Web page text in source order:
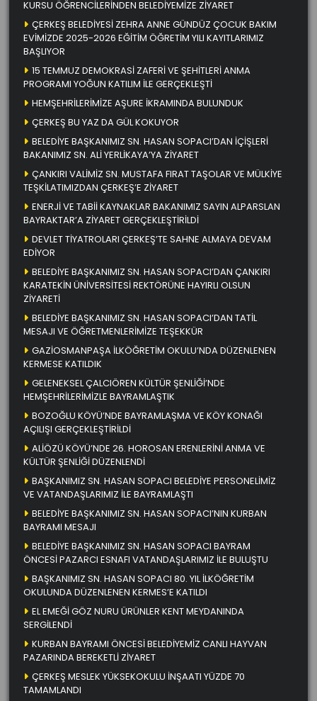
KURSU ÖĞRENCİLERİNDEN BELEDİYEMİZE ZİYARET
ÇERKEŞ BELEDİYESİ ZEHRA ANNE GÜNDÜZ ÇOCUK BAKIM
EVİMİZDE 2025-2026 EĞİTİM ÖĞRETİM YILI KAYITLARIMIZ
BAŞLIYOR
15 TEMMUZ DEMOKRASİ ZAFERİ VE ŞEHİTLERİ ANMA
PROGRAMI YOĞUN KATILIM İLE GERÇEKLEŞTİ
HEMŞEHRİLERİMİZE AŞURE İKRAMINDA BULUNDUK
ÇERKEŞ BU YAZ DA GÜL KOKUYOR
BELEDİYE BAŞKANIMIZ SN. HASAN SOPACI’DAN İÇİŞLERİ
BAKANIMIZ SN. ALİ YERLİKAYA’YA ZİYARET
ÇANKIRI VALİMİZ SN. MUSTAFA FIRAT TAŞOLAR VE MÜLKİYE
TEŞKİLATIMIZDAN ÇERKEŞ’E ZİYARET
ENERJİ VE TABİİ KAYNAKLAR BAKANIMIZ SAYIN ALPARSLAN
BAYRAKTAR’A ZİYARET GERÇEKLEŞTİRİLDİ
DEVLET TİYATROLARI ÇERKEŞ’TE SAHNE ALMAYA DEVAM
EDİYOR
BELEDİYE BAŞKANIMIZ SN. HASAN SOPACI’DAN ÇANKIRI
KARATEKİN ÜNİVERSİTESİ REKTÖRÜNE HAYIRLI OLSUN
ZİYARETİ
BELEDİYE BAŞKANIMIZ SN. HASAN SOPACI’DAN TATİL
MESAJI VE ÖĞRETMENLERİMİZE TEŞEKKÜR
GAZİOSMANPAŞA İLKÖĞRETİM OKULU’NDA DÜZENLENEN
KERMESE KATILDIK
GELENEKSEL ÇALCIÖREN KÜLTÜR ŞENLİĞİ’NDE
HEMŞEHRİLERİMİZLE BAYRAMLAŞTIK
BOZOĞLU KÖYÜ’NDE BAYRAMLAŞMA VE KÖY KONAĞI
AÇILIŞI GERÇEKLEŞTİRİLDİ
ALİÖZÜ KÖYÜ’NDE 26. HOROSAN ERENLERİNİ ANMA VE
KÜLTÜR ŞENLİĞİ DÜZENLENDİ
BAŞKANIMIZ SN. HASAN SOPACI BELEDİYE PERSONELİMİZ
VE VATANDAŞLARIMIZ İLE BAYRAMLAŞTI
BELEDİYE BAŞKANIMIZ SN. HASAN SOPACI’NIN KURBAN
BAYRAMI MESAJI
BELEDİYE BAŞKANIMIZ SN. HASAN SOPACI BAYRAM
ÖNCESİ PAZARCI ESNAFI VATANDAŞLARIMIZ İLE BULUŞTU
BAŞKANIMIZ SN. HASAN SOPACI 80. YIL İLKÖĞRETİM
OKULUNDA DÜZENLENEN KERMES’E KATILDI
EL EMEĞİ GÖZ NURU ÜRÜNLER KENT MEYDANINDA
SERGİLENDİ
KURBAN BAYRAMI ÖNCESİ BELEDİYEMİZ CANLI HAYVAN
PAZARINDA BEREKETLİ ZİYARET
ÇERKEŞ MESLEK YÜKSEKOKULU İNŞAATI YÜZDE 70
TAMAMLANDI